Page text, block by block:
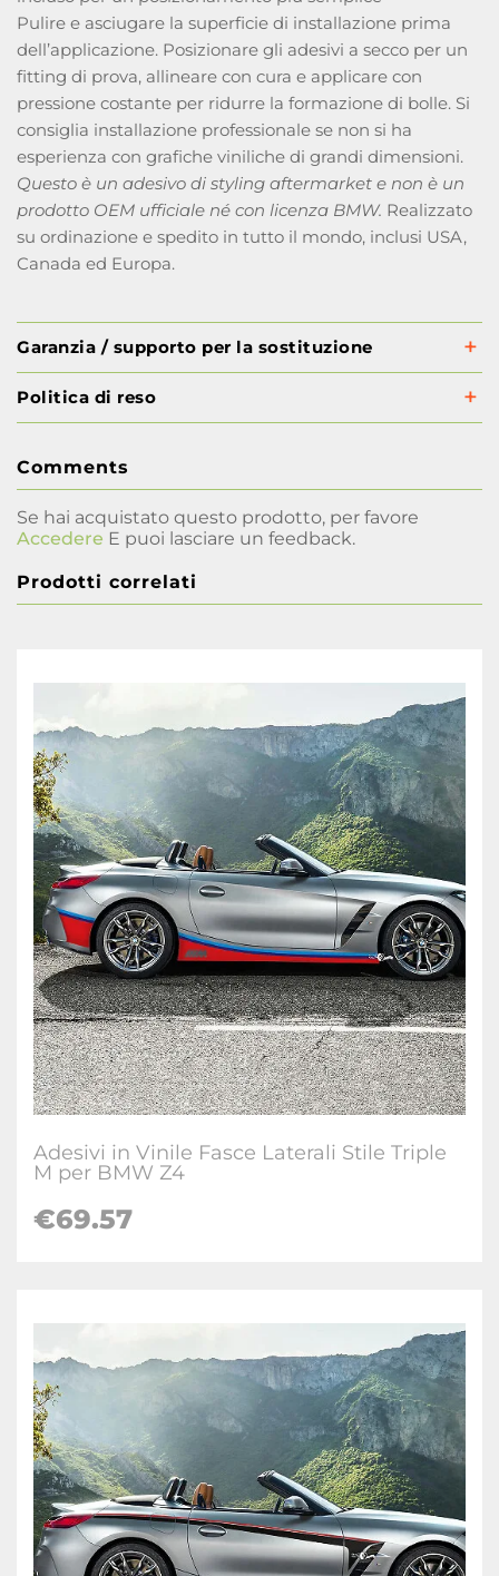
Pulire e asciugare la superficie di installazione prima
dell’applicazione. Posizionare gli adesivi a secco per un
fitting di prova, allineare con cura e applicare con
pressione costante per ridurre la formazione di bolle. Si
consiglia installazione professionale se non si ha
esperienza con grafiche viniliche di grandi dimensioni.
Questo è un adesivo di styling aftermarket e non è un
prodotto OEM ufficiale né con licenza BMW. Realizzato
su ordinazione e spedito in tutto il mondo, inclusi USA,
Canada ed Europa.
Garanzia / supporto per la sostituzione
Politica di reso
Comments
Se hai acquistato questo prodotto, per favore
Accedere E puoi lasciare un feedback.
Prodotti correlati
Adesivi in Vinile Fasce Laterali Stile Triple
M per BMW Z4
€69.57